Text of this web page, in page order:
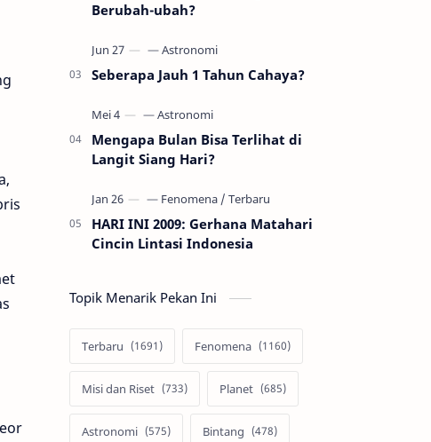
Berubah-ubah?
Seberapa Jauh 1 Tahun Cahaya?
Mengapa Bulan Bisa Terlihat di
Langit Siang Hari?
HARI INI 2009: Gerhana Matahari
Cincin Lintasi Indonesia
Topik Menarik Pekan Ini
Terbaru Fenomena
Misi dan Riset Planet
Astronomi Bintang